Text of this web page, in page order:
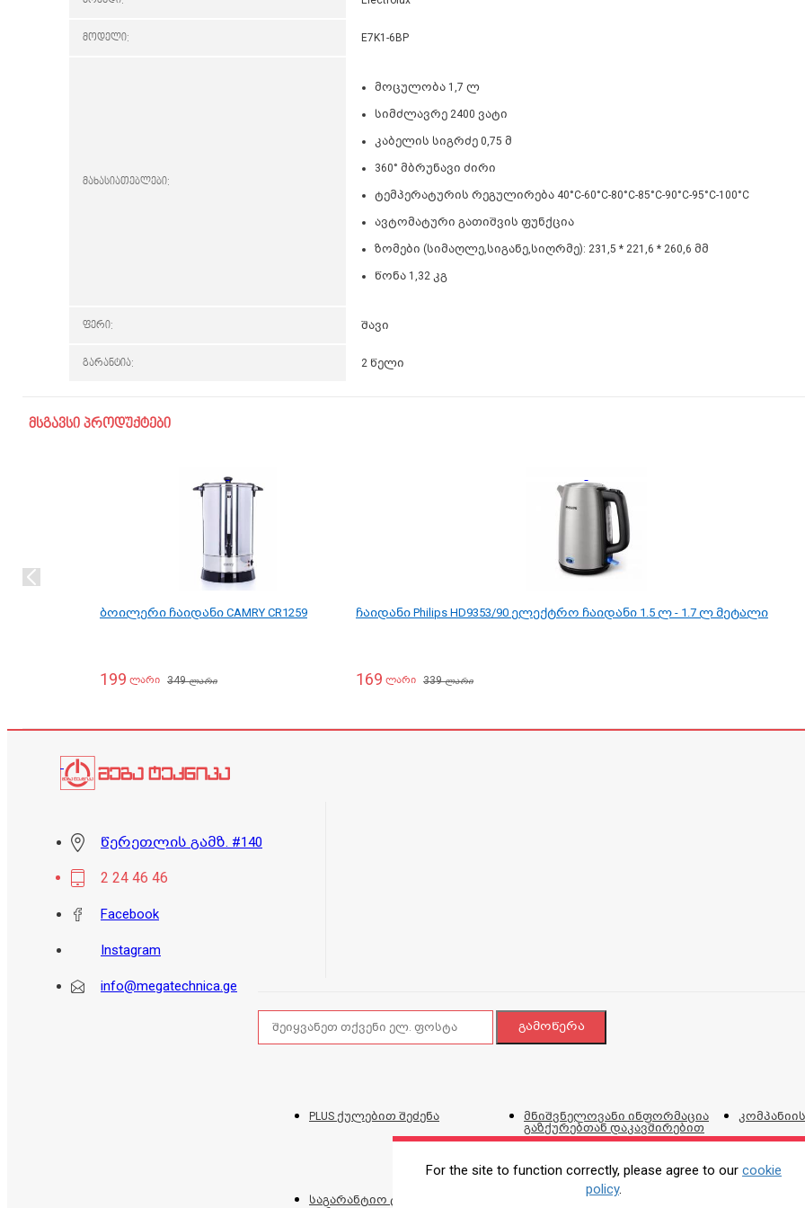
მოდელი: E7K1-6BP
მახასიათებლები:
მოცულობა 1,7 ლ
სიმძლავრე 2400 ვატი
კაბელის სიგრძე 0,75 მ
360° მბრუნავი ძირი
ტემპერატურის რეგულირება 40°C-60°C-80°C-85°C-90°C-95°C-100°C
ავტომატური გათიშვის ფუნქცია
ზომები (სიმაღლე,სიგანე,სიღრმე): 231,5 * 221,6 * 260,6 მმ
წონა 1,32 კგ
ფერი: შავი
გარანტია: 2 წელი
მსგავსი პროდუქტები
ბოილერი ჩაიდანი CAMRY CR1259
199 ლარი 349ლარი
ჩაიდანი Philips HD9353/90 ელექტრო ჩაიდანი 1.5 ლ - 1.7 ლ მეტალი
169 ლარი 339ლარი
წერეთლის გამზ. #140
2 24 46 46
Facebook
Instagram
info@megatechnica.ge
PLUS ქულებით შეძენა მნიშვნელოვანი ინფორმაცია
გაზქურებთან დაკავშირებით
და
საგარანტიო ტალონი პროდუქციის შეკეთების,
For the site to function correctly, please agree to our cookie
policy.